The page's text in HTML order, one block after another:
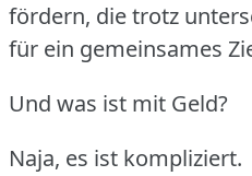
fördern, die trotz
für ein gemeinsames
Und was ist mit Geld?
Naja, es ist kompliziert.